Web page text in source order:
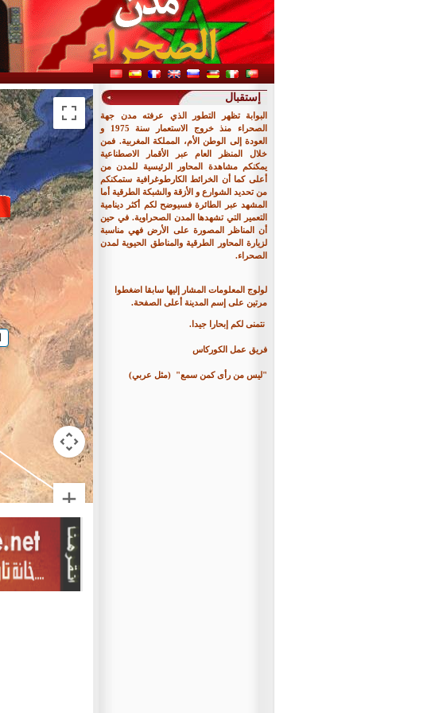
إستقبال
البوابة تظهر التطور الذي عرفته مدن جهة
الصحراء منذ خروج الاستعمار سنة 1975 و
العودة إلى الوطن الأم، المملكة المغربية. فمن
خلال المنظر العام عبر الأقمار الاصطناعية
يمكنكم مشاهدة المحاور الرئيسية للمدن من
أعلى كما أن الخرائط الكارطوغرافية ستمكنكم
من تحديد الشوارع و الأزقة والشبكة الطرقية أما
المشهد عبر الطائرة فسيوضح لكم أكثر دينامية
التعمير التي تشهدها المدن الصحراوية. في حين
أن المناظر المصورة على الأرض فهي مناسبة
لزيارة المحاور الطرقية والمناطق الحيوية لمدن
الصحراء.
لولوج المعلومات المشار إليها سابقا اضغطوا
مرتين على إسم المدينة أعلى الصفحة.
نتمنى لكم إبحارا جيدا.
فريق عمل الكوركاس
"ليس من رأى كمن سمع" (مثل عربي)